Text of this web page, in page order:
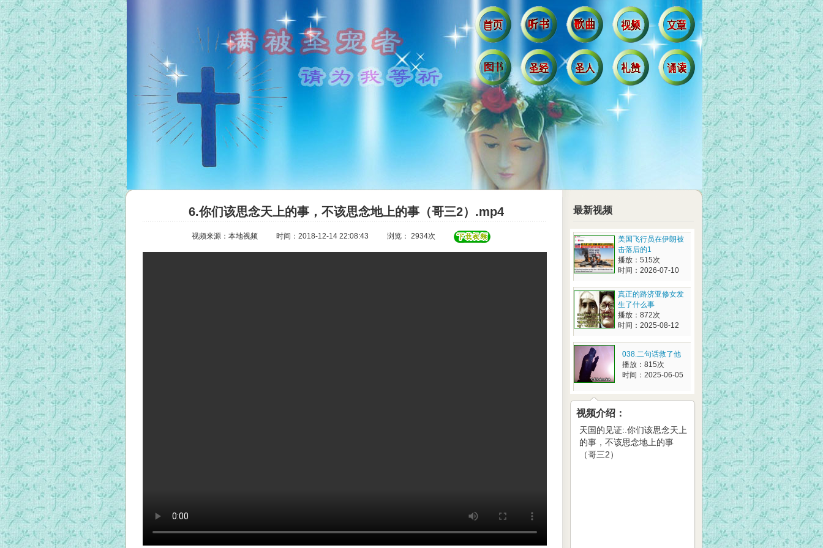
6.你们该思念天上的事，不该思念地上的事（哥三2）.mp4
视频来源：本地视频 时间：2018-12-14 22:08:43 浏览： 2934次
最新视频
美国飞行员在伊朗被
击落后的1
播放：515次
时间：2026-07-10
真正的路济亚修女发
生了什么事
播放：872次
时间：2025-08-12
038.二句话救了他
播放：815次
时间：2025-06-05
视频介绍：
天国的见证:.你们该思念天上
的事，不该思念地上的事
（哥三2）